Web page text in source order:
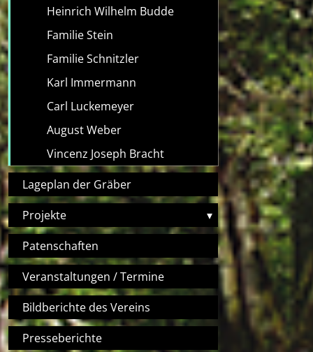
Heinrich Wilhelm Budde
Familie Stein
Familie Schnitzler
Karl Immermann
Carl Luckemeyer
August Weber
Vincenz Joseph Bracht
Lageplan der Gräber
Projekte
▾
Patenschaften
Veranstaltungen / Termine
Bildberichte des Vereins
Presseberichte